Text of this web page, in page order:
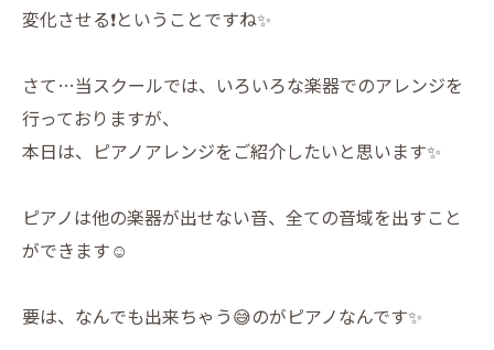
変化させる❗️ということですね✨
さて…当スクールでは、いろいろな楽器でのアレンジを
行っておりますが、
本日は、ピアノアレンジをご紹介したいと思います✨
ピアノは他の楽器が出せない音、全ての音域を出すこと
ができます☺️
要は、なんでも出来ちゃう😅のがピアノなんです✨